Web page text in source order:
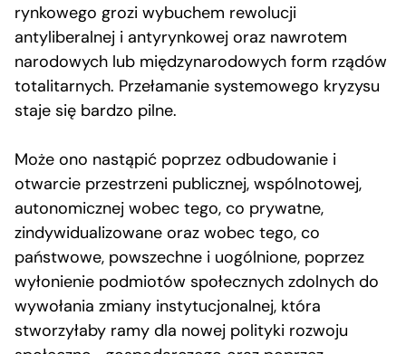
rynkowego grozi wybuchem rewolucji
antyliberalnej i antyrynkowej oraz nawrotem
narodowych lub międzynarodowych form rządów
totalitarnych. Przełamanie systemowego kryzysu
staje się bardzo pilne.
Może ono nastąpić poprzez odbudowanie i
otwarcie przestrzeni publicznej, wspólnotowej,
autonomicznej wobec tego, co prywatne,
zindywidualizowane oraz wobec tego, co
państwowe, powszechne i uogólnione, poprzez
wyłonienie podmiotów społecznych zdolnych do
wywołania zmiany instytucjonalnej, która
stworzyłaby ramy dla nowej polityki rozwoju